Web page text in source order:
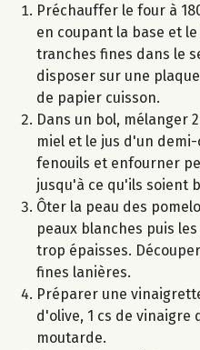
Préchauffer le four à
en coupant la base et
tranches fines dans le
disposer sur une
de papier cuisson.
Dans un bol, mélanger
miel et le jus d'un
fenouils et enfourner
jusqu'à ce qu'ils soient
Ôter la peau des
peaux blanches puis
trop épaisses.
fines lanières.
Préparer une
d'olive, 1 cs de vinaigre
moutarde.